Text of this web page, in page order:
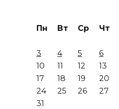
Пн Вт Ср Чт
3
4 5 6
10
11 12 13
17
18 19 20
24
25 26 27
31